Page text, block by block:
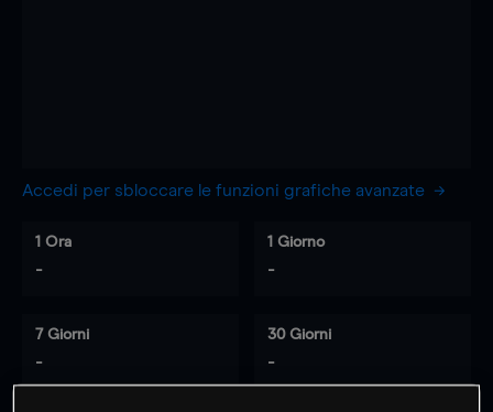
Accedi per sbloccare le funzioni grafiche avanzate
1 Ora
-
1 Giorno
-
7 Giorni
-
30 Giorni
-